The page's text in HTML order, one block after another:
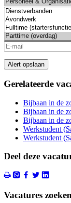
Alert opslaan
Gerelateerde
Bijbaan in de
Bijbaan in de
Bijbaan in de
Werkstudent
Werkstudent
Deel deze
Vacatures zoeken